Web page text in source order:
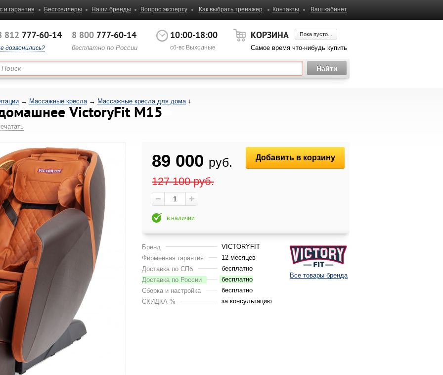
и гарантия Бестселлеры Наши бренды Вопрос эксперту Как выбрать тренажер Контакты Ваш кабинет
812 777-60-14
дозвонились?
8 800 777-60-14
бесплатно по России
10:00-18:00
сб-вс Выходные
КОРЗИНА Пока пусто...
Самое время что-нибудь купить
→ Массажные кресла → Массажные кресла для дома ↓
VictoryFit M15
89 000 руб.
127 100руб.
в наличии
Добавить в корзину
Бренд
VICTORYFIT
Фирменная гарантия
12 месяцев
Доставка по СПб
бесплатно
Доставка по России
бесплатно
Сборка и настройка
бесплатно
СКИДКА %
за консультацию
Все товары бренда